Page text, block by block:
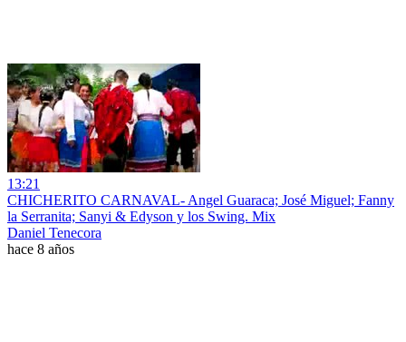
13:21
CHICHERITO CARNAVAL- Angel Guaraca; José Miguel; Fanny
la Serranita; Sanyi & Edyson y los Swing. Mix
Daniel Tenecora
hace 8 años